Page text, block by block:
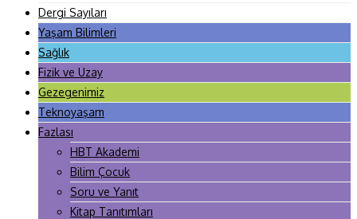
Dergi Sayıları
Yaşam Bilimleri
Sağlık
Fizik ve Uzay
Gezegenimiz
Teknoyaşam
Fazlası
HBT Akademi
Bilim Çocuk
Soru ve Yanıt
Kitap Tanıtımları